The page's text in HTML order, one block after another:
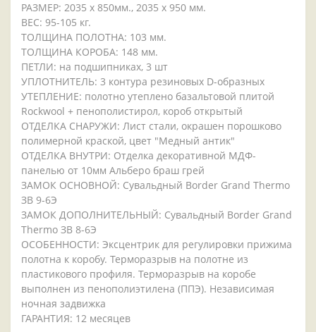
РАЗМЕР: 2035 x 850мм., 2035 x 950 мм.
ВЕС: 95-105 кг.
ТОЛЩИНА ПОЛОТНА: 103 мм.
ТОЛЩИНА КОРОБА: 148 мм.
ПЕТЛИ: на подшипниках, 3 шт
УПЛОТНИТЕЛЬ: 3 контура резиновых D-образных
УТЕПЛЕНИЕ: полотно утеплено базальтовой плитой
Rockwool + пенополистирол, короб открытый
ОТДЕЛКА СНАРУЖИ: Лист стали, окрашен порошково
полимерной краской, цвет "Медный антик"
ОТДЕЛКА ВНУТРИ: Отделка декоративной МДФ-
панелью от 10мм Альберо браш грей
ЗАМОК ОСНОВНОЙ: Сувальдный Border Grand Thermo
ЗВ 9-6Э
ЗАМОК ДОПОЛНИТЕЛЬНЫЙ: Сувальдный Border Grand
Thermo ЗВ 8-6Э
ОСОБЕННОСТИ: Эксцентрик для регулировки прижима
полотна к коробу. Терморазрыв на полотне из
пластикового профиля. Терморазрыв на коробе
выполнен из пенополиэтилена (ППЭ). Независимая
ночная задвижка
ГАРАНТИЯ: 12 месяцев